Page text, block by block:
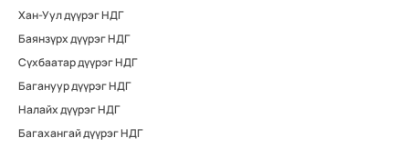
Хан-Уул дүүрэг НДГ
Баянзүрх дүүрэг НДГ
Сүхбаатар дүүрэг НДГ
Багануур дүүрэг НДГ
Налайх дүүрэг НДГ
Багахангай дүүрэг НДГ